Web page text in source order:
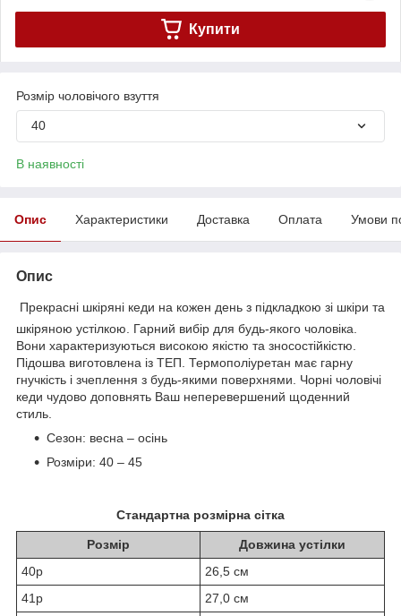
Купити
Розмір чоловічого взуття
40
В наявності
Опис Характеристики Доставка Оплата Умови
Опис
Прекрасні шкіряні кеди на кожен день з підкладкою зі шкіри та
шкіряною устілкою. Гарний вибір для будь-якого чоловіка.
Вони характеризуються високою якістю та зносостійкістю.
Підошва виготовлена із ТЕП. Термополіуретан має гарну
гнучкість і зчеплення з будь-якими поверхнями. Чорні чоловічі
кеди чудово доповнять Ваш неперевершений щоденний
стиль.
Сезон: весна – осінь
Розміри: 40 – 45
Стандартна розмірна сітка
Розмір
Довжина устілки
40р
26,5 см
41р
27,0 см